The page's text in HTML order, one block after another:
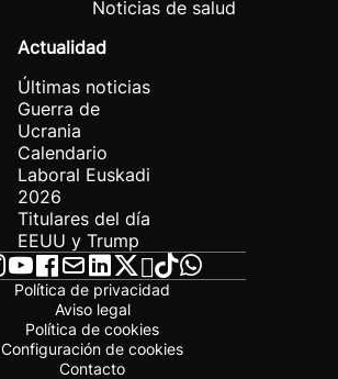
Noticias de salud
Actualidad
Últimas noticias
Guerra de
Ucrania
Calendario
Laboral Euskadi
2026
Titulares del día
EEUU y Trump
Política de privacidad
Aviso legal
Política de cookies
Configuración de cookies
Contacto